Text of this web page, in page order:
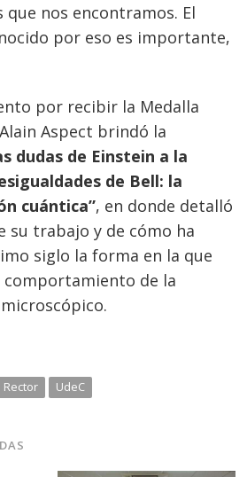
nos encontramos. El
por eso es importante,
por recibir la Medalla
Aspect brindó la
dudas de Einstein a la
de Bell: la
cuántica”, en donde detalló
su trabajo y de cómo ha
siglo la forma en la que
de la
Rector UdeC